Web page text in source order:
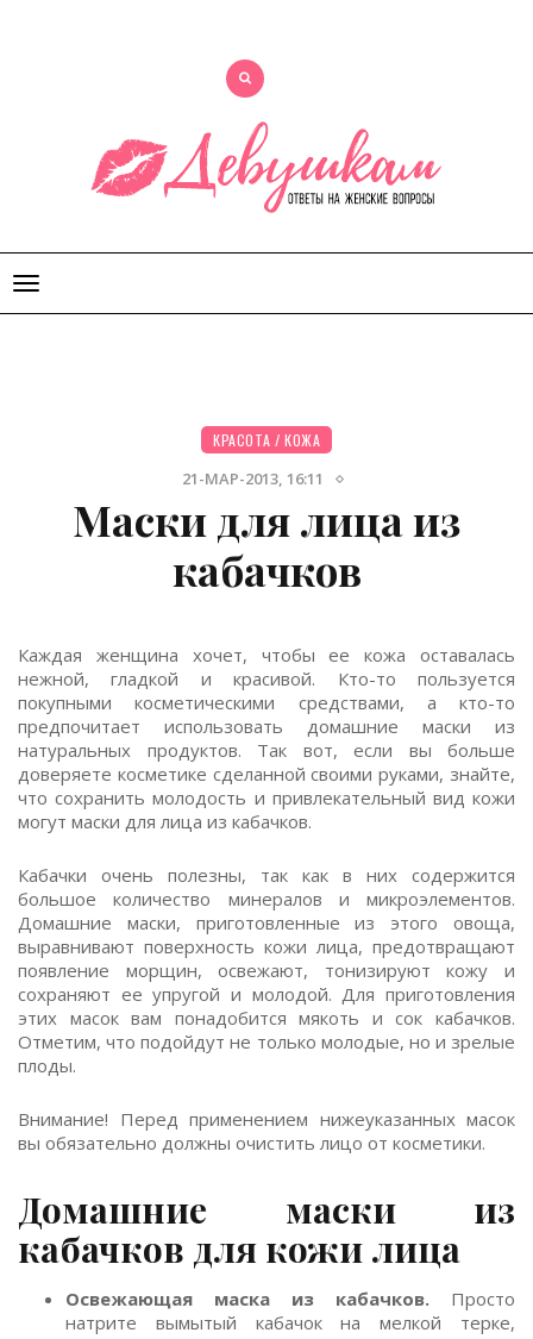
Открыть
меню
КРАСОТА / КОЖА
21-МАР-2013, 16:11
Маски для лица из
кабачков
Каждая женщина хочет, чтобы ее кожа оставалась
нежной, гладкой и красивой. Кто-то пользуется
покупными косметическими средствами, а кто-то
предпочитает использовать домашние маски из
натуральных продуктов. Так вот, если вы больше
доверяете косметике сделанной своими руками, знайте,
что сохранить молодость и привлекательный вид кожи
могут маски для лица из кабачков.
Кабачки очень полезны, так как в них содержится
большое количество минералов и микроэлементов.
Домашние маски, приготовленные из этого овоща,
выравнивают поверхность кожи лица, предотвращают
появление морщин, освежают, тонизируют кожу и
сохраняют ее упругой и молодой. Для приготовления
этих масок вам понадобится мякоть и сок кабачков.
Отметим, что подойдут не только молодые, но и зрелые
плоды.
Внимание! Перед применением нижеуказанных масок
вы обязательно должны очистить лицо от косметики.
Домашние маски из
кабачков для кожи лица
Освежающая маска из кабачков. Просто
натрите вымытый кабачок на мелкой терке,